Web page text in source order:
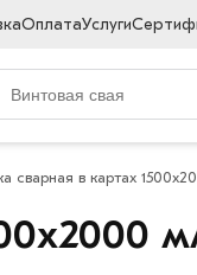
ОплатаУслуги
сварная в картах